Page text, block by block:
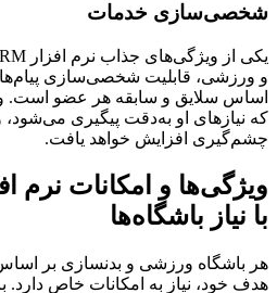
شخصی‌سازی خدمات
و ورزشی، قابلیت شخصی‌سازی
اساس سلایق و سابقه هر عضو
که نیازهای او به‌دقت پیگیری
چشم‌گیری افزایش خواهد یافت.
با نیاز باشگاه‌ها
هر باشگاه ورزشی و بدنسازی بر اساس
هدف خود، نیاز به امکانات خاص